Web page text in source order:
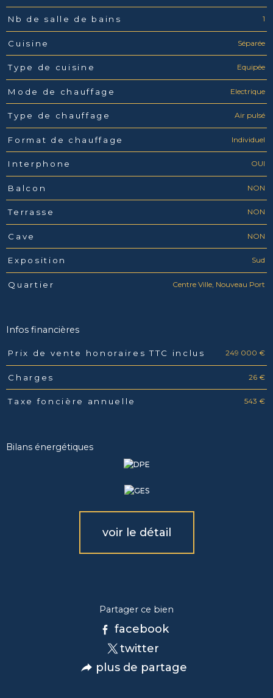
Nb de salle de bains 1
Cuisine Séparée
Type de cuisine Equipée
Mode de chauffage Electrique
Type de chauffage Air pulsé
Format de chauffage Individuel
Interphone OUI
Balcon NON
Terrasse NON
Cave NON
Exposition Sud
Quartier Centre Ville, Nouveau Port
Infos financières
Caractéristiques Valeurs
Prix de vente honoraires TTC inclus 249 000 €
Charges 26 €
Taxe foncière annuelle 543 €
Bilans énergétiques
voir le détail
Partager ce bien
facebook
twitter
plus de partage